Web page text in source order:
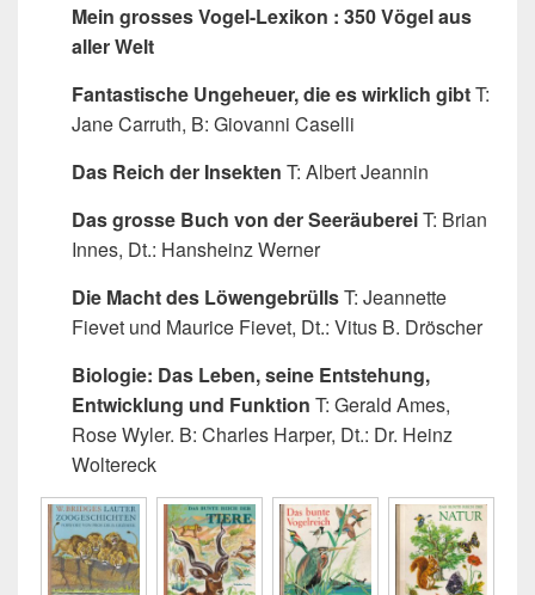
Mein grosses Vogel-Lexikon : 350 Vögel aus
aller Welt
Fantastische Ungeheuer, die es wirklich gibtT:
Jane Carruth, B: Giovanni Caselli
Das Reich der Insekten T: Albert Jeannin
Das grosse Buch von der SeeräubereiT: Brian
Innes, Dt.: Hansheinz Werner
Die Macht des LöwengebrüllsT: Jeannette
Fievet und Maurice Fievet, Dt.: Vitus B. Dröscher
Biologie: Das Leben, seine Entstehung,
Entwicklung und Funktion T: Gerald Ames,
Rose Wyler. B: Charles Harper, Dt.: Dr. Heinz
Woltereck